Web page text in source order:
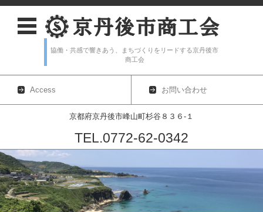
協働・共感で響きあう、まちづくりをリードする京丹後市
商工会
Access お問い合わせ
京都府京丹後市峰山町杉谷８３６-１
TEL.0772-62-0342
コンテンツに移動